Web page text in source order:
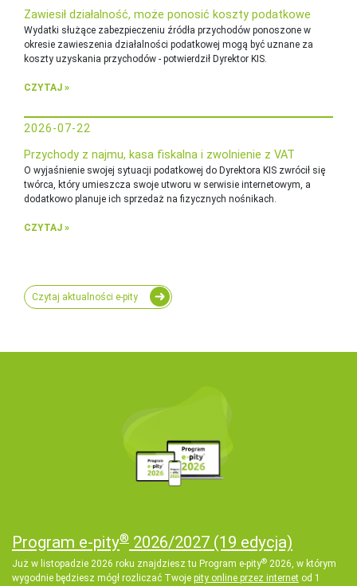
Zawiesił działalność, może ponosić koszty podatkowe
Wydatki służące zabezpieczeniu źródła przychodów ponoszone w
okresie zawieszenia działalności podatkowej mogą być uznane za
koszty uzyskania przychodów - potwierdził Dyrektor KIS.
CZYTAJ »
2026-07-22
Przychody z najmu, kasa fiskalna i zwolnienie z VAT
O wyjaśnienie swojej sytuacji podatkowej do Dyrektora KIS zwrócił się
twórca, który umieszcza swoje utworu w serwisie internetowym, a
dodatkowo planuje ich sprzedaż na fizycznych nośnikach.
CZYTAJ »
Czytaj aktualności e-pity
Program e-pity® 2026/2027 (19 edycja)
Już w listopadzie 2026 roku znajdziesz tu Program e-pity® 2026, w którym
wygodnie będziesz mógł rozliczać Twoje pity online przez internet od 1